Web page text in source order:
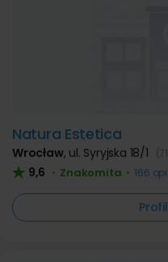
Natura Estetica
Wrocław, ul. Syryjska 18/1
9,6 • Znakomita • 166